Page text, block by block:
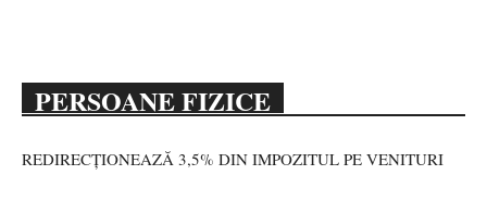
PERSOANE FIZICE
REDIRECȚIONEAZĂ 3,5% DIN IMPOZITUL PE VENITURI